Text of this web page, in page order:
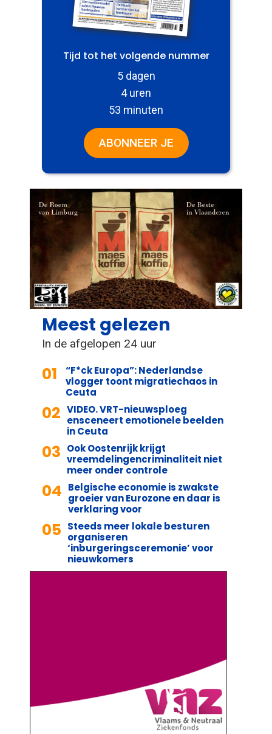
Tijd tot het volgende nummer
5 dagen
4 uren
53 minuten
ABONNEER JE
Meest gelezen
In de afgelopen 24 uur
01
“F*ck Europa”: Nederlandse
vlogger toont migratiechaos in
Ceuta
02 VIDEO. VRT-nieuwsploeg
ensceneert emotionele beelden
in Ceuta
03 Ook Oostenrijk krijgt
vreemdelingencriminaliteit niet
meer onder controle
04 Belgische economie is zwakste
groeier van Eurozone en daar is
verklaring voor
05 Steeds meer lokale besturen
organiseren
‘inburgeringsceremonie’ voor
nieuwkomers